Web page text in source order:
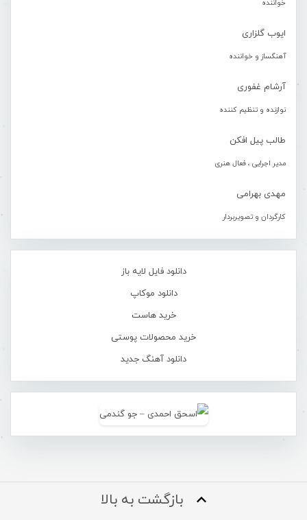
خواننده
ایوب گلزاری
آهنگساز و خواننده
آرشام غفوری
نوازنده و تنظیم کننده
طالب پیل افکن
مدیر اجرایی ، فعال هنری
مهدی بهرامی
کارگردان و تصویربردار
دانلود فایل لایه باز
دانلود موکاپ
خرید هاست
خرید محصولات پوستی
دانلود آهنگ جدید
بازگشت به بالا